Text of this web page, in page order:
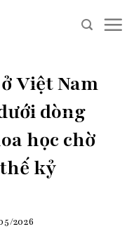
Việt Nam
dòng
học chờ
kỷ
2026